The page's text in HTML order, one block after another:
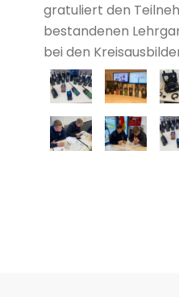
gratuliert den
bestandenen
bei den